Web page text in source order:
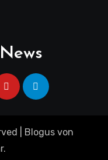
Blogus von
.